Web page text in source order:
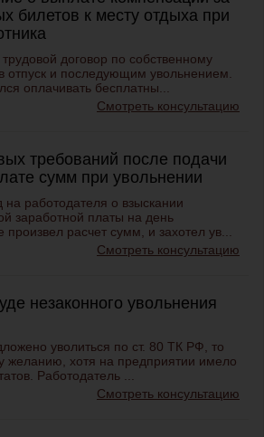
билетов к месту отдыха при
договор по собственному
отпуск и последующим увольнением.
оплачивать бесплатны...
Смотреть консультацию
требований после подачи
сумм при увольнении
на работодателя о взыскании
заработной платы на день
произвел расчет сумм, и захотел ув...
Смотреть консультацию
незаконного увольнения
уволиться по ст. 80 ТК РФ, то
желанию, хотя на предприятии имело
Работодатель ...
Смотреть консультацию